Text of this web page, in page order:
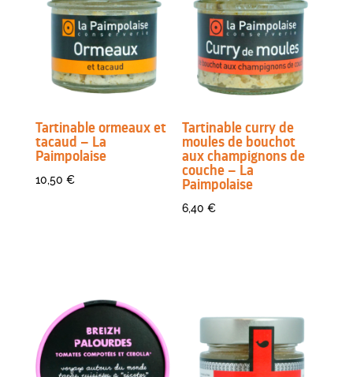
Tartinable ormeaux et
tacaud – La
Paimpolaise
10,50 €
Tartinable curry de
moules de bouchot
aux champignons de
couche – La
Paimpolaise
6,40€